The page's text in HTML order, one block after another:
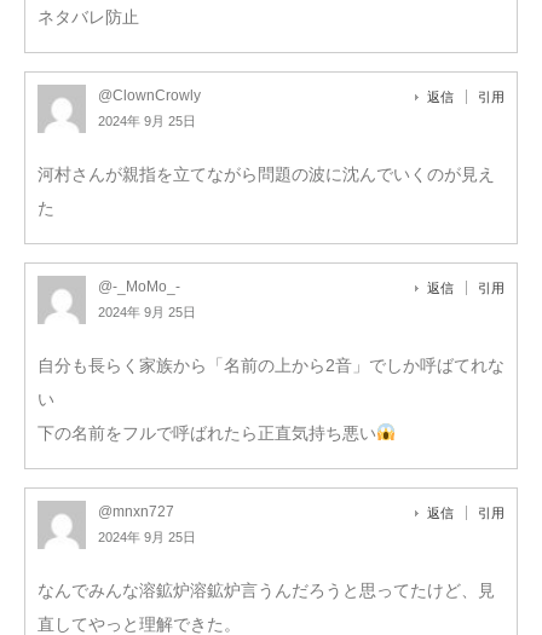
ネタバレ防止
@ClownCrowly
2024年 9月 25日
返信 引用
河村さんが親指を立てながら問題の波に沈んでいくのが見え
た
@-_MoMo_-
2024年 9月 25日
返信 引用
自分も長らく家族から「名前の上から2音」でしか呼ばてれな
い
下の名前をフルで呼ばれたら正直気持ち悪い
@mnxn727
2024年 9月 25日
返信 引用
なんでみんな溶鉱炉溶鉱炉言うんだろうと思ってたけど、見
直してやっと理解できた。